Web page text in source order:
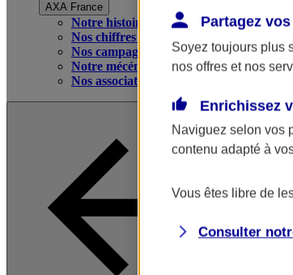
AXA France
Notre histoire
Nos chiffres clés
Nos campagnes publicitaires
Notre mécénat
Nos associations
Partagez
Soyez toujours plus
nos offres et nos
Enrichissez
Naviguez selon vos
contenu adapté à
Vous êtes libre de
Consulter